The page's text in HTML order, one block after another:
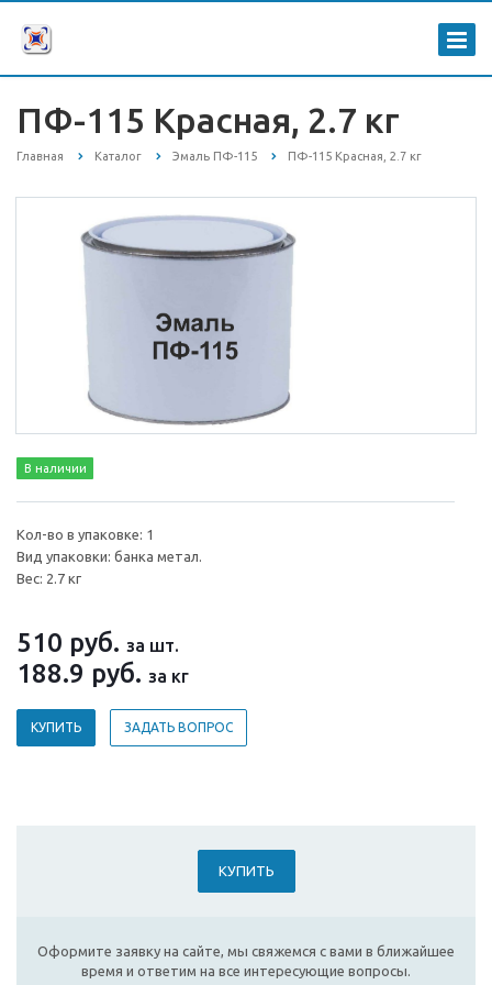
ПФ-115 Красная, 2.7 кг
Главная Каталог Эмаль ПФ-115 ПФ-115 Красная, 2.7 кг
В наличии
Кол-во в упаковке: 1
Вид упаковки: банка метал.
Вес: 2.7 кг
510 руб. за шт.
188.9 руб. за кг
КУПИТЬ ЗАДАТЬ ВОПРОС
КУПИТЬ
Оформите заявку на сайте, мы свяжемся с вами в ближайшее
время и ответим на все интересующие вопросы.